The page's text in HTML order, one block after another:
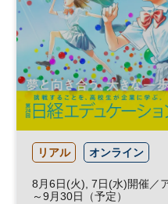
リアル オンライン
8月6日(火), 7日(水)開催／
～9月30日（予定）